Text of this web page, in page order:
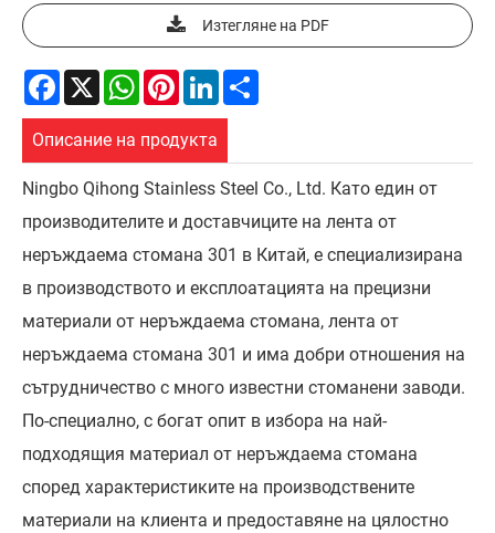
Изтегляне на PDF
Facebook
X WhatsApp
PinterestLinkedIn
Описание на продукта
Ningbo Qihong Stainless Steel Co., Ltd. Като един от
производителите и доставчиците на лента от
неръждаема стомана 301 в Китай, е специализирана
в производството и експлоатацията на прецизни
материали от неръждаема стомана, лента от
неръждаема стомана 301 и има добри отношения на
сътрудничество с много известни стоманени заводи.
По-специално, с богат опит в избора на най-
подходящия материал от неръждаема стомана
според характеристиките на производствените
материали на клиента и предоставяне на цялостно